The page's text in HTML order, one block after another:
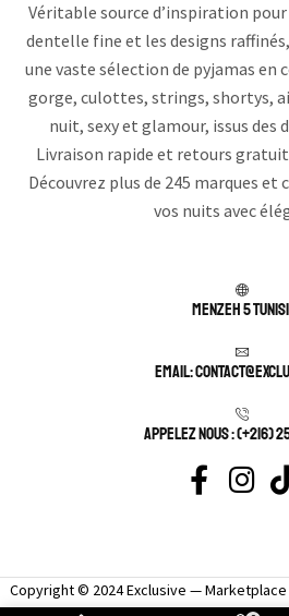
Véritable source d’inspiration
dentelle fine et les designs
une vaste sélection de pyjamas
gorge, culottes, strings, shortys,
nuit, sexy et glamour, issus des
Livraison rapide et retours
Découvrez plus de 245 marques
vos nuits avec
Menzeh 5
Email:
APPELEZ NOUS : (+216)
Copyright © 2024 Exclusive —